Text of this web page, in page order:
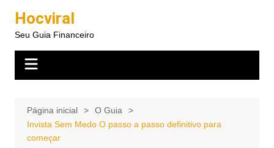
para
conteúdo
Hocviral
Seu Guia Financeiro
Página inicial
O Guia
Invista Sem Medo O passo a passo definitivo para
começar